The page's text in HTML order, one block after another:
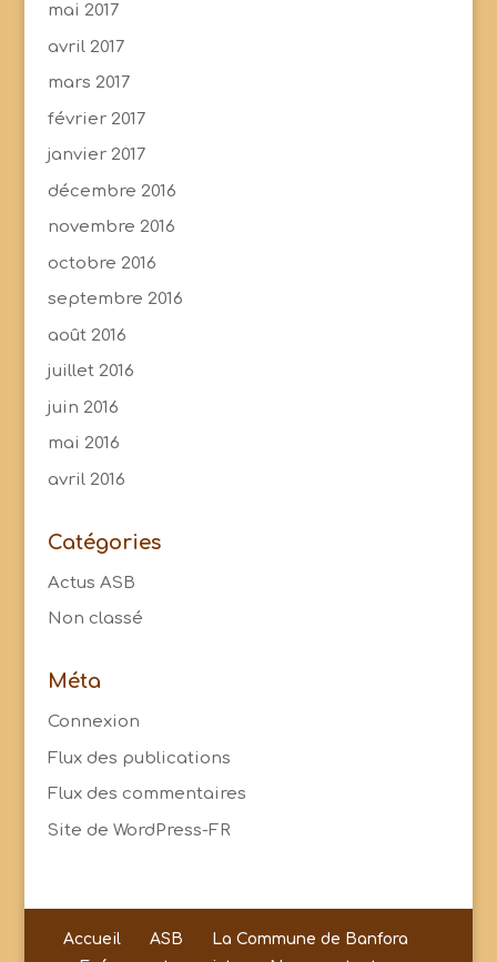
mai 2017
avril 2017
mars 2017
février 2017
janvier 2017
décembre 2016
novembre 2016
octobre 2016
septembre 2016
août 2016
juillet 2016
juin 2016
mai 2016
avril 2016
Catégories
Actus ASB
Non classé
Méta
Connexion
Flux des publications
Flux des commentaires
Site de WordPress-FR
Accueil ASB
La Commune de Banfora